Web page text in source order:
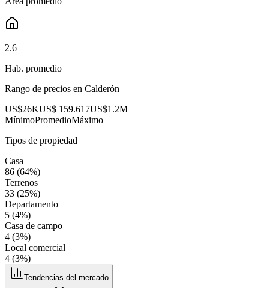
2.6
Hab. promedio
Rango de precios en Calderón
US$26KUS$ 159.617US$1.2M
MínimoPromedioMáximo
Tipos de propiedad
Casa
86 (64%)
Terrenos
33 (25%)
Departamento
5 (4%)
Casa de campo
4 (3%)
Local comercial
4 (3%)
Tendencias del mercado